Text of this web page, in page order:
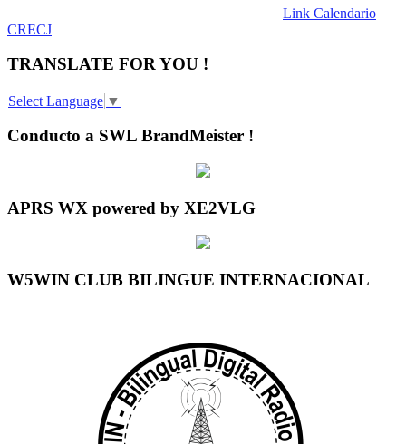
Link Calendario
CRECJ
TRANSLATE FOR YOU !
Select Language ▼
Conducto a SWL BrandMeister !
APRS WX powered by XE2VLG
W5WIN CLUB BILINGUE INTERNACIONAL